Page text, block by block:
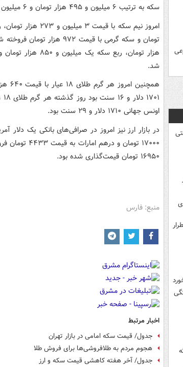
سکه به ترتیب ۶ میلیون و ۴۹۵ هزار تومان‌ و ۶ میلیون و ۳۵۰ هزار تومان قیمت‌گذاری شد.
شد.
اونس جهانی ۱۷۱۰ دلار و ۲۹ سنت بود.
۱۶۹۵۰ تومان‌ قیمت‌گذاری شده بود.
منبع: فارس
اخبار مرتبط
جدول/ قیمت سکه امامی در بازار تهران
هجوم مردم به طلافروشی‌ها برای فروش طلا
جدول/ آخر هفته کاهشی قیمت سکه و ارز